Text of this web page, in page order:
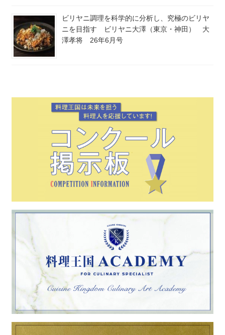
ビリヤニ調理を科学的に分析し、究極のビリヤ
ニを目指す ビリヤニ大澤（東京・神田） 大
澤孝将 26年6月号